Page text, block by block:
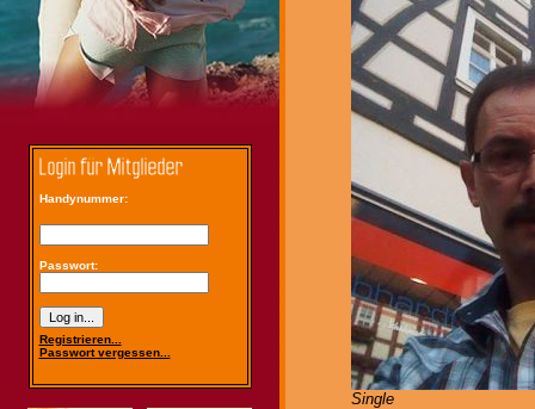
Handynummer:
Passwort:
Registrieren...
Passwort vergessen...
Single